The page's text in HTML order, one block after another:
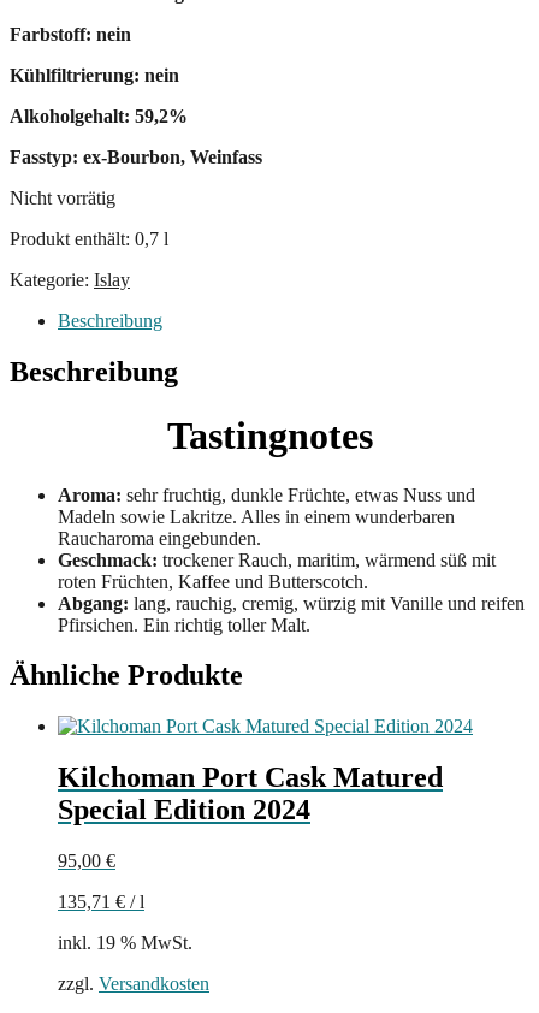
Farbstoff: nein
Kühlfiltrierung: nein
Alkoholgehalt: 59,2%
Fasstyp: ex-Bourbon, Weinfass
Nicht vorrätig
Produkt enthält: 0,7 l
Kategorie: Islay
Beschreibung
Beschreibung
Tastingnotes
Aroma: sehr fruchtig, dunkle Früchte, etwas Nuss und
Madeln sowie Lakritze. Alles in einem wunderbaren
Raucharoma eingebunden.
Geschmack: trockener Rauch, maritim, wärmend süß mit
roten Früchten, Kaffee und Butterscotch.
Abgang: lang, rauchig, cremig, würzig mit Vanille und reifen
Pfirsichen. Ein richtig toller Malt.
Ähnliche Produkte
Kilchoman Port Cask Matured
Special Edition 2024
95,00 €
135,71 € /l
inkl. 19 % MwSt.
zzgl. Versandkosten